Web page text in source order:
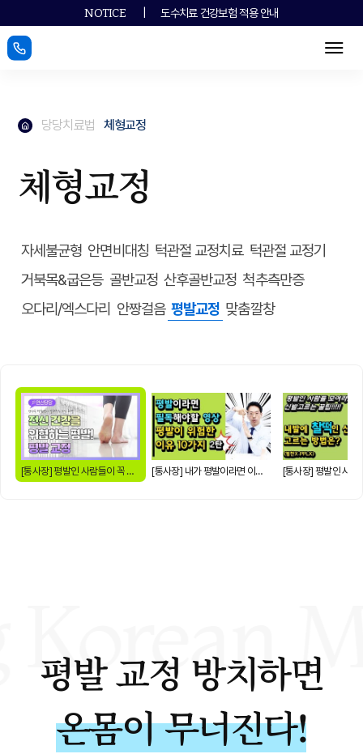
NOTICE 도수치료 건강보험 적용 안내
메뉴
메인페이지로
당당치료법 체형교정
체형교정
자세불균형 안면비대칭 턱관절 교정치료 턱관절 교정기
거북목&굽은등 골반교정 산후골반교정 척추측만증
오다리/엑스다리 안짱걸음 평발교정 맞춤깔창
[통사장] 평발인 사람들이 꼭 봐야할 영상 │평발이 위험한 이유 10가지 , 1탄 [통사장] 내가 평발이라면 이영상 꼭본다 │평발이 위험한 이유 10가지 , 2탄
평발 교정 방치하면
온몸이 무너진다!